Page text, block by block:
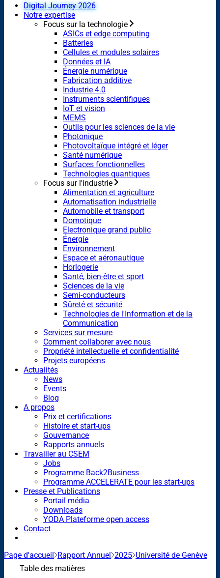
Digital Journey 2026
Notre expertise
Focus sur la technologie
ASICs et edge computing
Batteries
Cellules et modules solaires
Données et IA
Énergie numérique
Fabrication additive
Industrie 4.0
Instruments scientifiques
IoT et vision
MEMS
Outils pour les sciences de la vie
Photonique
Photovoltaïque intégré et léger
Santé numérique
Surfaces fonctionnelles
Technologies quantiques
Focus sur l'industrie
Alimentation et agriculture
Automatisation industrielle
Automobile et transport
Domotique
Electronique grand public
Énergie
Environnement
Espace et aéronautique
Horlogerie
Santé, bien-être et sport
Sciences de la vie
Semi-conducteurs
Sûreté et sécurité
Technologies de l'Information et de la
Communication
Services sur mesure
Comment collaborer avec nous
Propriété intellectuelle et confidentialité
Projets européens
Actualités
News
Events
Blog
A propos
Prix et certifications
Histoire et start-ups
Gouvernance
Rapports annuels
Travailler au CSEM
Jobs
Programme Back2Business
Programme ACCELERATE pour les start-ups
Presse et Publications
Portail média
Downloads
YODA Plateforme open access
Contact
Page d'accueil Rapport Annuel 2025 Université de Genève
Table des matières